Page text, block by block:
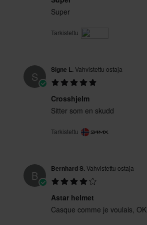
Super
Tarkistettu
S Signe L.Vahvistettu ostaja
Crosshjelm
Sitter som en skudd
Tarkistettu
B Bernhard S.Vahvistettu ostaja
Astar helmet
Casque comme je voulais, OK